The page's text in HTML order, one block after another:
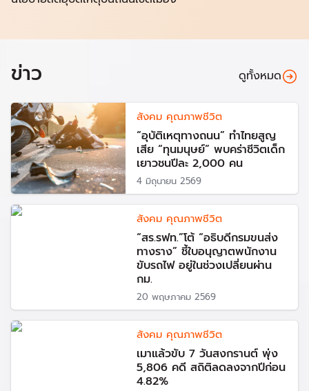
ข่าว ดูทั้งหมด
สังคม คุณภาพชีวิต
“อุบัติเหตุทางถนน” ทำไทยสูญ
เสีย “ทุนมนุษย์” พบคร่าชีวิตเด็ก
เยาวชนปีละ 2,000 คน
4 มิถุนายน 2569
สังคม คุณภาพชีวิต
“สร.รฟท.”โต้ “อธิบดีกรมขนส่ง
ทางราง” ชี้ใบอนุญาตพนักงาน
ขับรถไฟ อยู่ในช่วงเปลี่ยนผ่าน
กม.
20 พฤษภาคม 2569
สังคม คุณภาพชีวิต
เมาแล้วขับ 7 วันสงกรานต์ พุ่ง
5,806 คดี สถิติลดลงจากปีก่อน
4.82%